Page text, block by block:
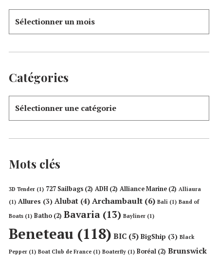
Catégories
Mots clés
3D Tender (1) 727 Sailbags (2) ADH (2) Alliance Marine (2) Alliaura
(1) Allures (3) Alubat (4) Archambault (6) Bali (1) Band of
Boats (1) Batho (2) Bavaria (13) Bayliner (1)
Beneteau (118) BIC (5) BigShip (3) Black
Pepper (1) Boat Club de France (1) Boaterfly (1) Boréal (2) Brunswick